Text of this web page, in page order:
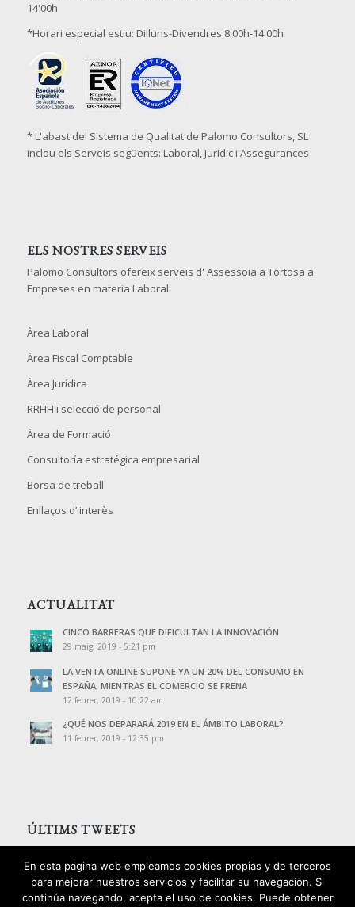
14'00h
*Horari especial estiu: Dilluns-Divendres 8:00h-14:00h
* L'abast del Sistema de Qualitat de Palomo Consultors, SL
inclou els Serveis següents: Laboral, Jurídic i Assegurances
ELS NOSTRES SERVEIS
Palomo Consultors ofereix serveis d' Assessoia a Tortosa a
Empreses en materia Laboral:
Àrea Laboral
Àrea Fiscal Comptable
Àrea Jurídica
RRHH i selecció de personal
Àrea de Formació
Consultoría estratégica empresarial
Borsa de treball
Enllaços d’ interès
ACTUALITAT
CINCO BARRERAS QUE DIFICULTAN LA INNOVACIÓN
29 maig, 2019 - 5:21 pm
LA VENTA ONLINE SUPONE YA UN 20% DEL CONSUMO EN
ESPAÑA, MIENTRAS EL COMERCIO SE FRENA
12 febrer, 2019 - 10:22 am
¿QUÉ NOS DEPARARÁ 2019 EN EL ÁMBITO LABORAL?
11 febrer, 2019 - 12:35 pm
ÚLTIMS TWEETS
En esta página web empleamos cookies propias y de terceros
para mejorar nuestros servicios y facilitar su navegación. Si
continúa navegando, acepta el uso de cookies. Puede obtener